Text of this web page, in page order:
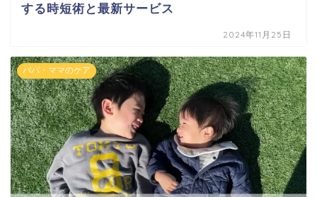
する時短術と最新サービス
2024年11月25日
パパ・ママのケア